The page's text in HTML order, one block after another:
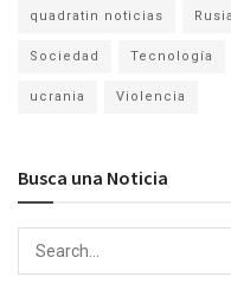
quadratin noticias Rusia
Sociedad Tecnología
ucrania Violencia
Busca una Noticia